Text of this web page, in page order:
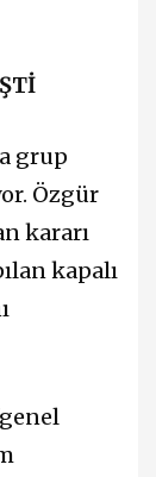
grup
Özgür
kararı
kapalı